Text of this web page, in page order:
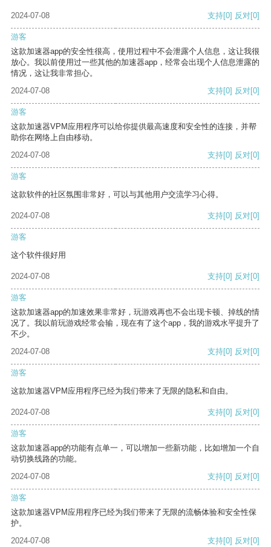
2024-07-08 支持[0] 反对[0]
游客
这款加速器app的安全性很高，使用过程中不会泄露个人信息，这让我很
放心。我以前使用过一些其他的加速器app，经常会出现个人信息泄露的
情况，这让我非常担心。
2024-07-08
支持[0] 反对[0]
游客
这款加速器VPM应用程序可以给你提供最高速度和安全性的连接，并帮
助你在网络上自由移动。
2024-07-08
支持[0] 反对[0]
游客
这款软件的社区氛围非常好，可以与其他用户交流学习心得。
2024-07-08 支持[0] 反对[0]
游客
这个软件很好用
2024-07-08 支持[0] 反对[0]
游客
这款加速器app的加速效果非常好，玩游戏再也不会出现卡顿、掉线的情
况了。我以前玩游戏经常会输，现在有了这个app，我的游戏水平提升了
不少。
2024-07-08
支持[0] 反对[0]
游客
这款加速器VPM应用程序已经为我们带来了无限的隐私和自由。
2024-07-08 支持[0] 反对[0]
游客
这款加速器app的功能有点单一，可以增加一些新功能，比如增加一个自
动切换线路的功能。
2024-07-08
支持[0] 反对[0]
游客
这款加速器VPM应用程序已经为我们带来了无限的流畅体验和安全性保
护。
2024-07-08
支持[0] 反对[0]